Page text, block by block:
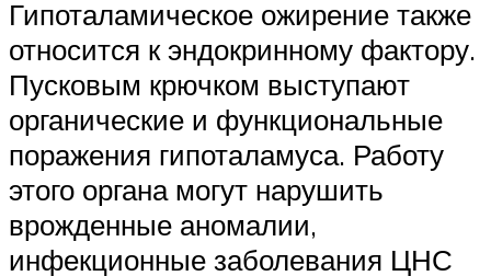
Гипоталамическое ожирение также
относится к эндокринному фактору.
Пусковым крючком выступают
органические и функциональные
поражения гипоталамуса. Работу
этого органа могут нарушить
врожденные аномалии,
инфекционные заболевания ЦНС